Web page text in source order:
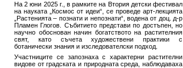
На 2 юни 2025 г., в рамките на Втория детски фестивал
на науката „Космос от идеи“, се проведе арт-лекцията
„Растенията – познати и непознати“, водена от доц. д-р
Пламен Глогов. Събитието представи по достъпен, но
научно обоснован начин богатството на растителния
свят, като съчета художествени практики с
ботанически знания и изследователски подход.
Участниците се запознаха с характерни растителни
видове от градската и природната среда, наблюдаваха